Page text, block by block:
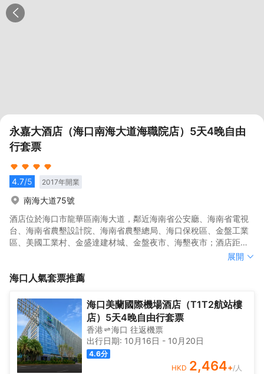
永嘉大酒店（海口南海大道海職院店）5天4晚自由
行套票
4.7/5 2017年開業
南海大道75號
酒店位於海口市龍華區南海大道，鄰近海南省公安廳、海南省電視
台、海南省農墾設計院、海南省農墾總局、海口保稅區、金盤工業
區、美國工業村、金盛達建材城、金盤夜市、海墾夜市；酒店距離
省內汔車總站約2.5公里，距離秀英港約3.5公里，距離馮小剛電影
端休閒型文化主題商務酒店，“永嘉”本意為“水美且長”，寓示客人
LOGO即為“好運常在”、一帆風順的形象反映。酒店裝飾、陳設也着
力表現水的主題，水形、水影、水紋、水聲，處處見水，時時生
情，寄託業者對客人的無處不在的關愛與祝福。<br>
酒店位於海口市龍華區南海大道，鄰近海南省公安廳、海南省電視
區、美國工業村、金盛達建材城、金盤夜市、海墾夜市；酒店距離
公社約8公里。<br>酒店是海南佳捷酒店管理有限公司推出的中高
端休閒型文化主題商務酒店，“永嘉”本意為“水美且長”，寓示客人
在“永嘉”的航船上一帆風順，好運常在，英文Luckyever、酒店
LOGO即為“好運常在”、一帆風順的形象反映。酒店裝飾、陳設也着
力表現水的主題，水形、水影、水紋、水聲，處處見水，時時生
情，寄託業者對客人的無處不在的關愛與祝福。<br>
展開
海口 人氣套票推薦
海口美蘭國際機場酒店（T1T2航站樓
店）5天4晚自由行套票
香港 海口 往返機票
出行日期: 10月16日 - 10月20日
4.6分
HKD 2,464+/人